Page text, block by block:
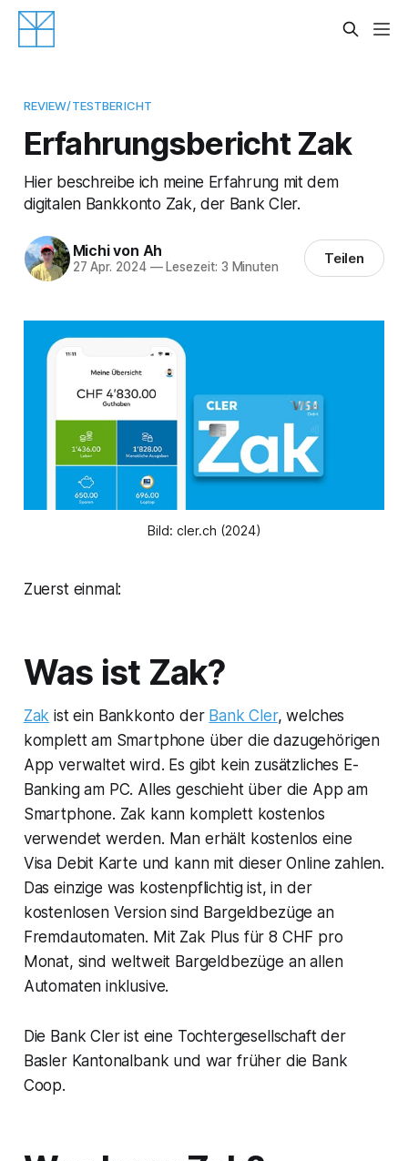
REVIEW/TESTBERICHT
Erfahrungsbericht Zak
Hier beschreibe ich meine Erfahrung mit dem
digitalen Bankkonto Zak, der Bank Cler.
Michi von Ah
27 Apr. 2024 —Lesezeit: 3 Minuten Teilen
Bild: cler.ch (2024)
Zuerst einmal:
Was ist Zak?
Zak ist ein Bankkonto der Bank Cler, welches
komplett am Smartphone über die dazugehörigen
App verwaltet wird. Es gibt kein zusätzliches E-
Banking am PC. Alles geschieht über die App am
Smartphone. Zak kann komplett kostenlos
verwendet werden. Man erhält kostenlos eine
Visa Debit Karte und kann mit dieser Online zahlen.
Das einzige was kostenpflichtig ist, in der
kostenlosen Version sind Bargeldbezüge an
Fremdautomaten. Mit Zak Plus für 8 CHF pro
Monat, sind weltweit Bargeldbezüge an allen
Automaten inklusive.
Die Bank Cler ist eine Tochtergesellschaft der
Basler Kantonalbank und war früher die Bank
Coop.